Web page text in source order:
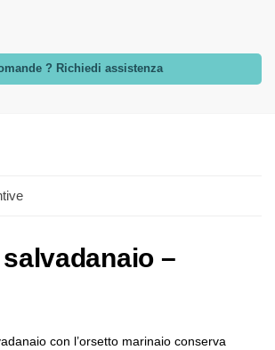
? Richiedi assistenza
–
con l’orsetto marinaio conserva